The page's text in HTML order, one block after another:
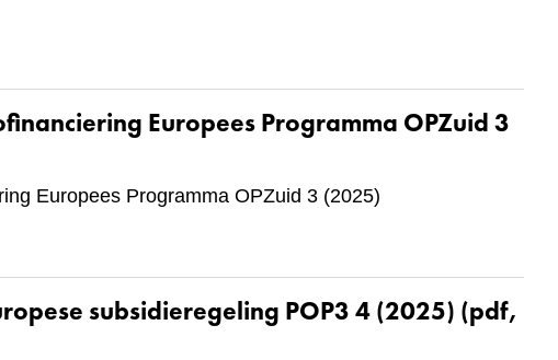
Europees Programma OPZuid 3
Europees Programma OPZuid 3 (2025)
subsidieregeling POP3 4 (2025) (pdf,